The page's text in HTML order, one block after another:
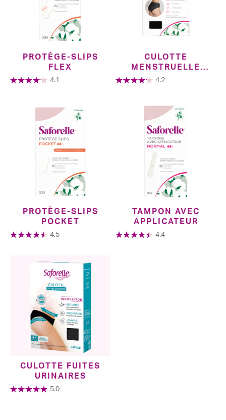
PROTÈGE-SLIPS
FLEX
4.1
CULOTTE
MENSTRUELLE
CLASSIC
4.2
PROTÈGE-SLIPS
POCKET
4.5
TAMPON AVEC
APPLICATEUR
4.4
CULOTTE FUITES
URINAIRES
5.0